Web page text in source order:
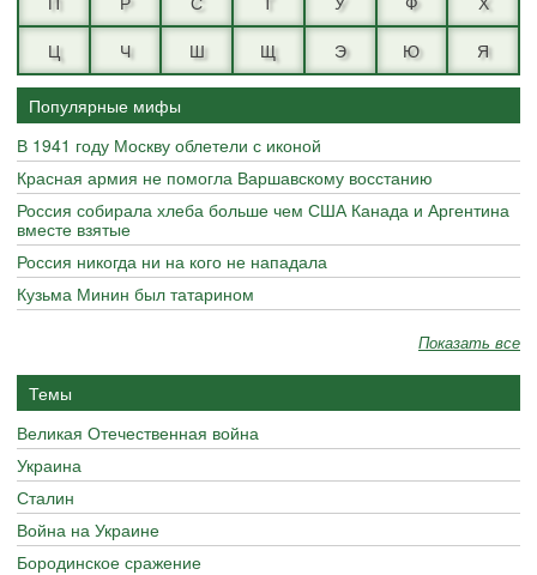
Ц
Ч Ш Щ Э Ю Я
Популярные мифы
В 1941 году Москву облетели с иконой
Красная армия не помогла Варшавскому восстанию
Россия собирала хлеба больше чем США Канада и Аргентина
вместе взятые
Россия никогда ни на кого не нападала
Кузьма Минин был татарином
Показать все
Темы
Великая Отечественная война
Украина
Сталин
Война на Украине
Бородинское сражение